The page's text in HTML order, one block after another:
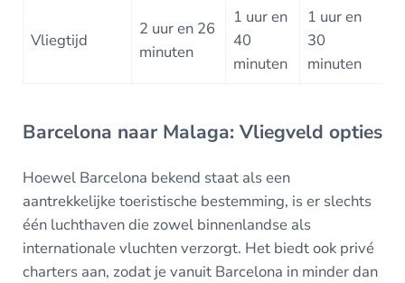
Vliegtijd
2 uur en 26
minuten
1 uur en
40
minuten
1 uur en
30
minuten
Barcelona naar Malaga: Vliegveld opties
Hoewel Barcelona bekend staat als een
aantrekkelijke toeristische bestemming, is er slechts
één luchthaven die zowel binnenlandse als
internationale vluchten verzorgt. Het biedt ook privé
charters aan, zodat je vanuit Barcelona in minder dan